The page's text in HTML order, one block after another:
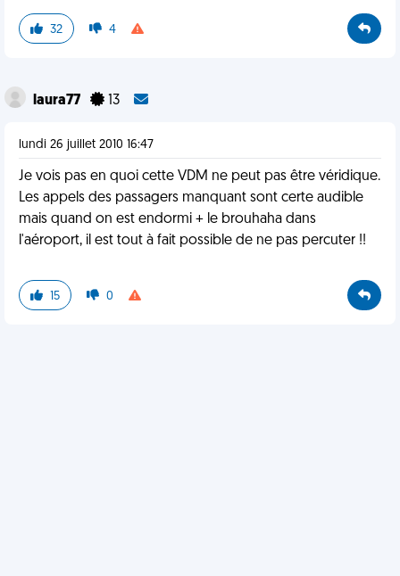
32 4
laura77 13
lundi 26 juillet 2010 16:47
Je vois pas en quoi cette VDM ne peut pas être véridique.
Les appels des passagers manquant sont certe audible
mais quand on est endormi + le brouhaha dans
l'aéroport, il est tout à fait possible de ne pas percuter !!
15 0